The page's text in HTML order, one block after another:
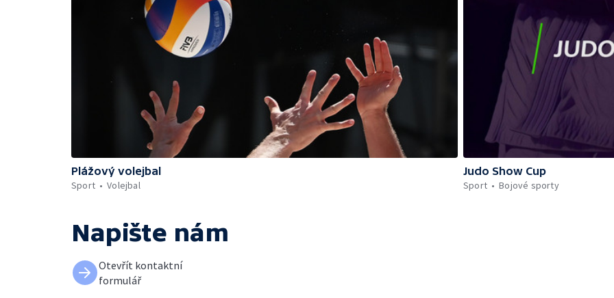
Plážový volejbal
Sport
Volejbal
Judo Show Cup
Sport
Bojové sporty
Napište nám
Otevřít kontaktní
formulář